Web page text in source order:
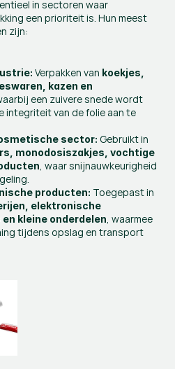
in sectoren waar
een prioriteit is. Hun meest
zijn:
Verpakken van koekjes,
kazen en
een zuivere snede wordt
integriteit van de folie aan te
sector: Gebruikt in
monodosiszakjes, vochtige
, waar snijnauwkeurigheid
producten: Toegepast in
elektronische
kleine onderdelen, waarmee
tijdens opslag en transport